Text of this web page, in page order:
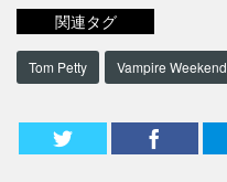
関連タグ
Tom Petty Vampire Weekend